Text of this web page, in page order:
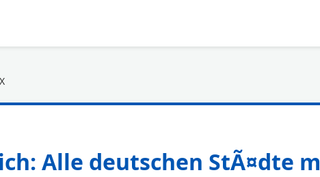
Alle deutschen StÃ¤dte